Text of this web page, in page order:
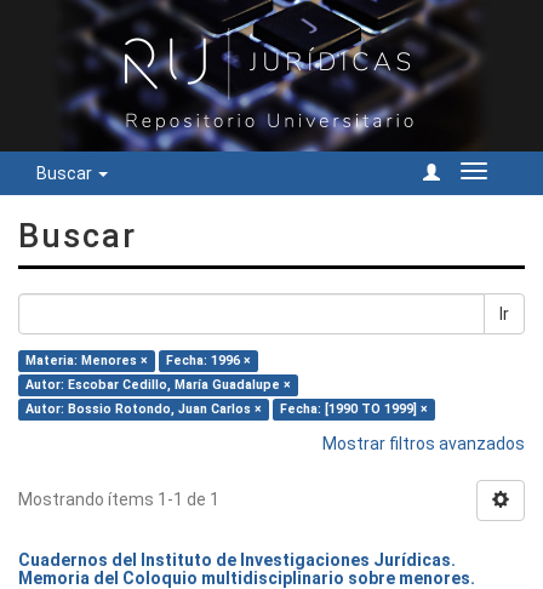
Buscar
Cambiar
Buscar
Ir
Materia: Menores ×
Fecha: 1996 ×
Autor: Escobar Cedillo, María Guadalupe ×
Autor: Bossio Rotondo, Juan Carlos ×
Fecha: [1990 TO 1999] ×
Mostrar filtros avanzados
Mostrando ítems 1-1 de 1
Cuadernos del Instituto de Investigaciones Jurídicas.
Memoria del Coloquio multidisciplinario sobre menores.